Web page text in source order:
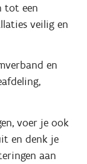
tot een
veilig en
en
voer je ook
en denk je
aan